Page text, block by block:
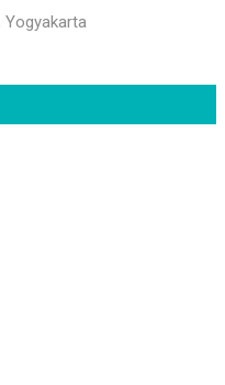
Yogyakarta